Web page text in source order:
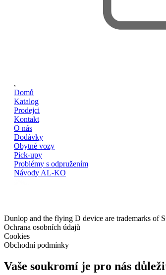
,
Domů
Katalog
Prodejci
Kontakt
O nás
Dodávky
Obytné vozy
Pick-upy
Problémy s odpružením
Návody AL-KO
Dunlop and the flying D device are trademarks of
Ochrana osobních údajů
Cookies
Obchodní podmínky
Vaše soukromí je pro nás